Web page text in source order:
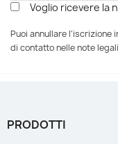
Voglio ricevere la
Puoi annullare l'iscrizione
di contatto nelle note
PRODOTTI